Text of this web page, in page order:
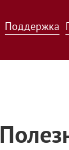
Поддержка